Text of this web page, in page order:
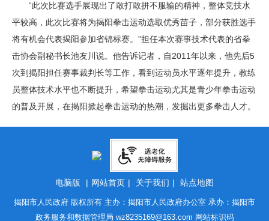
“此次比赛选手展现出了敢打敢拼不服输的精神，整体竞技水
平较高，此次比赛将为揭阳拳击运动选取优秀苗子，部分获胜选手
将有机会代表揭阳参加省锦标赛。”担任本次赛事技术代表的省拳
击协会副秘书长池友川说。他告诉记者，自2011年以来，他先后5
次到揭阳担任赛事裁判长等工作，看到运动员水平逐年提升，教练
员整体技术水平也不断提升，希望拳击运动尤其是青少年拳击运动
的普及开展，在揭阳掀起拳击运动的热潮，发掘出更多拳击人才。
电脑版 | 网站首页 | 关于我们 | 站点地图
揭阳市人民政府 版权所有 主办：揭阳市人民政府办公室 承办：揭阳市
政务服务和数据管理局 wz8235169@163.com 网站标识码